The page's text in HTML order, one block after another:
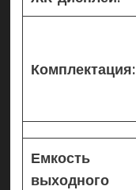
Комплектация:
Емкость
выходного